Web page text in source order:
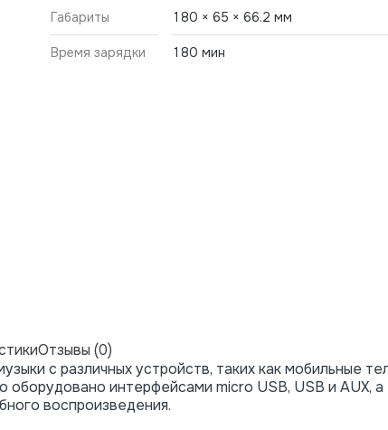
Габариты 180 × 65 × 66.2 мм
Время зарядки 180 мин
Отзывы (0)
с различных устройств, таких как мобильные
интерфейсами micro USB, USB и AUX,
воспроизведения.